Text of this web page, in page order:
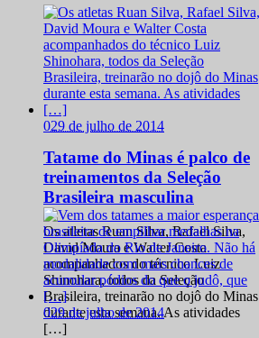
029 de julho de 2014
Tatame do Minas é palco de
treinamentos da Seleção
Brasileira masculina
Os atletas Ruan Silva, Rafael Silva,
David Moura e Walter Costa
acompanhados do técnico Luiz
Shinohara, todos da Seleção
Brasileira, treinarão no dojô do Minas
durante esta semana. As atividades
[…]
029 de julho de 2014